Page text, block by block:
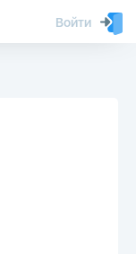
Войти